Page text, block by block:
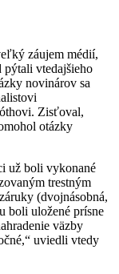
záujem médií,
pýtali vtedajšieho
novinárov sa
Zisťoval,
otázky
už boli vykonané
trestným
(dvojnásobná,
boli uložené prísne
väzby
uviedli vtedy